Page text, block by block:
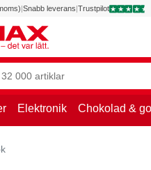
|Snabb leverans|Trustpilot
Elektronik Chokolad &